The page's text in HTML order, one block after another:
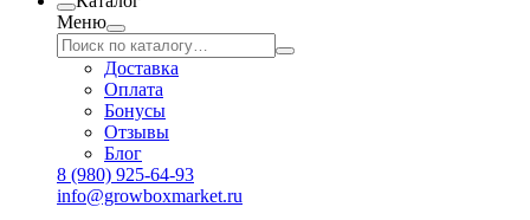
Меню
Доставка
Оплата
Бонусы
Отзывы
Блог
8 (980) 925-64-93
info@growboxmarket.ru